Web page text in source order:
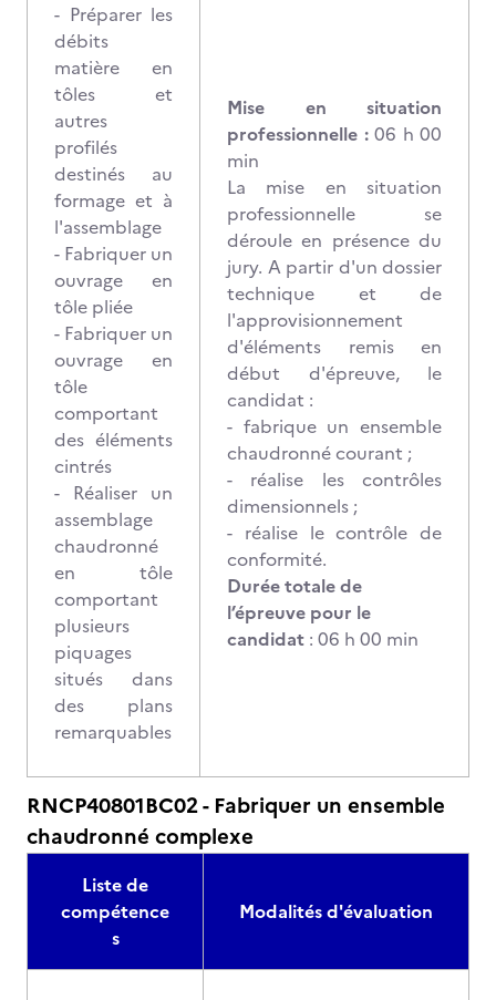
- Préparer les
débits
matière en
tôles et
autres
profilés
destinés au
formage et à
l'assemblage
- Fabriquer un
ouvrage en
tôle pliée
- Fabriquer un
ouvrage en
tôle
comportant
des éléments
cintrés
- Réaliser un
assemblage
chaudronné
en tôle
comportant
plusieurs
piquages
situés dans
des plans
remarquables
Mise en situation
professionnelle :06 h 00
min
La mise en situation
professionnelle se
déroule en présence du
jury. A partir d'un dossier
technique et de
l'approvisionnement
d'éléments remis en
début d'épreuve, le
candidat :
- fabrique un ensemble
chaudronné courant ;
- réalise les contrôles
dimensionnels ;
- réalise le contrôle de
conformité.
Durée totale de
l’épreuve pour le
candidat : 06 h 00 min
RNCP40801BC02 - Fabriquer un ensemble
chaudronné complexe
Liste de
compétence
s
Modalités d'évaluation